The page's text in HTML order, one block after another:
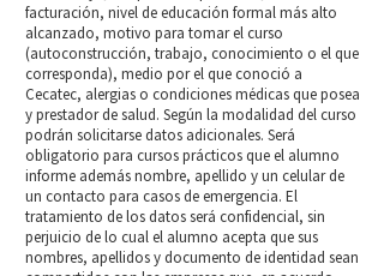
facturación, nivel de educación formal más alto
alcanzado, motivo para tomar el curso
(autoconstrucción, trabajo, conocimiento o el que
corresponda), medio por el que conoció a
Cecatec, alergias o condiciones médicas que posea
y prestador de salud. Según la modalidad del curso
podrán solicitarse datos adicionales. Será
obligatorio para cursos prácticos que el alumno
informe además nombre, apellido y un celular de
un contacto para casos de emergencia. El
tratamiento de los datos será confidencial, sin
perjuicio de lo cual el alumno acepta que sus
nombres, apellidos y documento de identidad sean